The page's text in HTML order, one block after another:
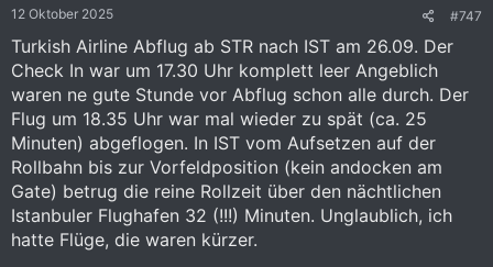
12 Oktober 2025 #747
Turkish Airline Abflug ab STR nach IST am 26.09. Der
Check In war um 17.30 Uhr komplett leer Angeblich
waren ne gute Stunde vor Abflug schon alle durch. Der
Flug um 18.35 Uhr war mal wieder zu spät (ca. 25
Minuten) abgeflogen. In IST vom Aufsetzen auf der
Rollbahn bis zur Vorfeldposition (kein andocken am
Gate) betrug die reine Rollzeit über den nächtlichen
Istanbuler Flughafen 32 (!!!) Minuten. Unglaublich, ich
hatte Flüge, die waren kürzer.